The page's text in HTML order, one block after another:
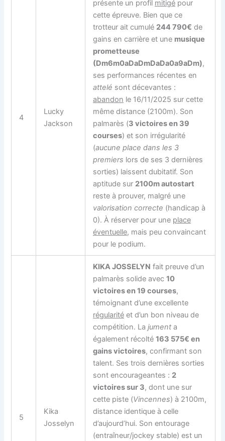
4
Lucky
Jackson
présente un profil mitigé pour
cette épreuve. Bien que ce
trotteur ait cumulé 244 790€ de
gains en carrière et une musique
prometteuse
(Dm6m0aDaDmDaDa0a9aDm),
ses performances récentes en
attelé sont décevantes :
abandon le 16/11/2025 sur cette
même distance (2100m). Son
palmarès (3 victoires en 39
courses) et son irrégularité
(aucune place dans les 3
premiers lors de ses 3 dernières
sorties) laissent dubitatif. Son
aptitude sur 2100m autostart
reste à prouver, malgré une
valorisation correcte (handicap à
0). À réserver pour une place
éventuelle, mais peu convaincant
pour le podium.
5
Kika
Josselyn
KIKA JOSSELYN fait preuve d’un
palmarès solide avec10
victoires en 19 courses,
témoignant d’une excellente
régularité et d’un bon niveau de
compétition. Lajument a
également récolté163 575€ en
gains victoires, confirmant son
talent. Ses trois dernières sorties
sont encourageantes : 2
victoires sur 3, dont une sur
cette piste (Vincennes) à 2100m,
distance identique à celle
d’aujourd’hui. Son entourage
(entraîneur/jockey stable) est un